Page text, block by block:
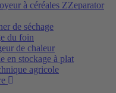
à céréales ZZeparator
de séchage
du foin
de chaleur
en stockage à plat
agricole